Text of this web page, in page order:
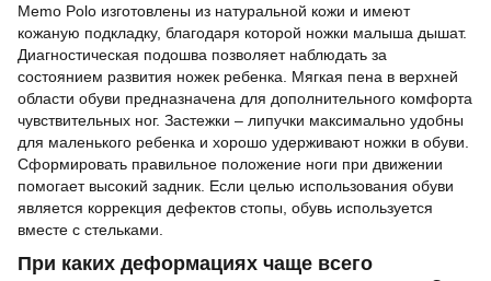
Memo Polo изготовлены из натуральной кожи и имеют
кожаную подкладку, благодаря которой ножки малыша дышат.
Диагностическая подошва позволяет наблюдать за
состоянием развития ножек ребенка. Мягкая пена в верхней
области обуви предназначена для дополнительного комфорта
чувствительных ног. Застежки – липучки максимально удобны
для маленького ребенка и хорошо удерживают ножки в обуви.
Сформировать правильное положение ноги при движении
помогает высокий задник. Если целью использования обуви
является коррекция дефектов стопы, обувь используется
вместе с стельками.
При каких деформациях чаще всего